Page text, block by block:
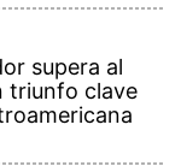
supera al
triunfo clave